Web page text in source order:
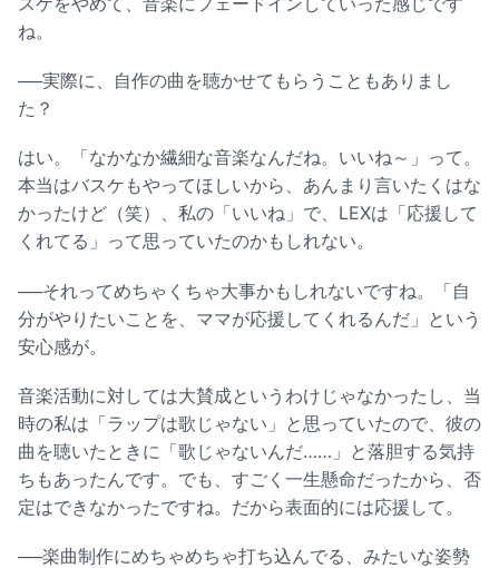
ね。
──実際に、自作の曲を聴かせてもらうこともありまし
た？
はい。「なかなか繊細な音楽なんだね。いいね～」って。
本当はバスケもやってほしいから、あんまり言いたくはな
かったけど（笑）、私の「いいね」で、LEXは「応援して
くれてる」って思っていたのかもしれない。
──それってめちゃくちゃ大事かもしれないですね。「自
分がやりたいことを、ママが応援してくれるんだ」という
安心感が。
音楽活動に対しては大賛成というわけじゃなかったし、当
時の私は「ラップは歌じゃない」と思っていたので、彼の
曲を聴いたときに「歌じゃないんだ……」と落胆する気持
ちもあったんです。でも、すごく一生懸命だったから、否
定はできなかったですね。だから表面的には応援して。
──楽曲制作にめちゃめちゃ打ち込んでる、みたいな姿勢